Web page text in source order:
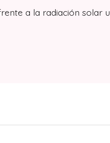
a la radiación